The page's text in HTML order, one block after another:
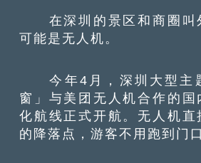
在深圳的景区和商圈叫
可能是无人机。
今年4月，深圳大型主
窗」与美团无人机合作的国
化航线正式开航。无人机直
的降落点，游客不用跑到门